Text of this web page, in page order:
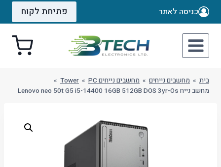
Skip
כניסה לאתר פתיחת לקוח
בית » מחשבים נייחים » מחשבים נייחים PC »
Tower
»
מחשב נייח Lenovo neo 50t G5 i5-14400 16GB 512GB DOS 3yr-Os